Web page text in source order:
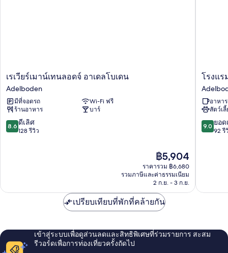
เร
เวียร์
เมา
น์
เท
น
ลอด
เรเวียร์เมาน์เทนลอดจ์ อาเดลโบเดน
Adelboden
มีที่จอดรถ
Wi-Fi ฟรี
ร้านอาหาร
บาร์
8.6
จาก
8.6 ดีเลิศ
128 รีวิว
ราคา
ปัจจุบัน
คือ
฿5,904
฿5,904
ราคารวม ฿6,680
รวมภาษีและค่าธรรมเนียม
2 ก.ย. - 3 ก.ย.
โรง
แรม
บริส
ตอล
-
เรอ
เลดู
โรงแร
อาหา
สัตว์เ
9.0
จาก
9.0 ยอด
92 รี
เปรียบเทียบที่พักที่คล้ายกัน
เข้าสู่ระบบเพื่อดูส่วนลดและสิทธิพิเศษที่ร่วมรายการ สะสม
รีวอร์ดเพื่อการท่องเที่ยวครั้งถัดไป